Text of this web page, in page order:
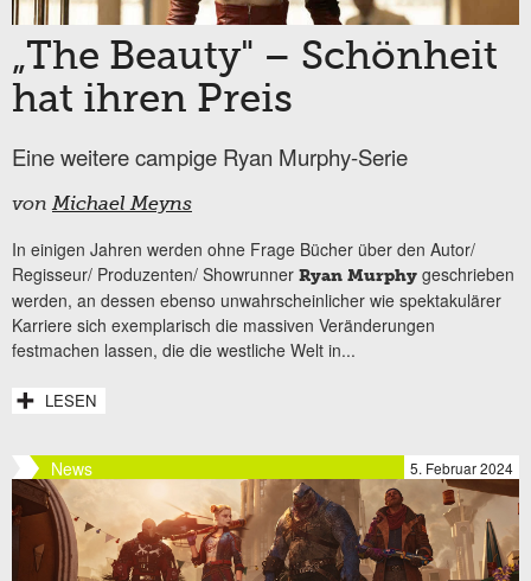
„The Beauty" – Schönheit
hat ihren Preis
Eine weitere campige Ryan Murphy-Serie
vonMichael Meyns
In einigen Jahren werden ohne Frage Bücher über den Autor/
Regisseur/ Produzenten/ Showrunner Ryan Murphy geschrieben
werden, an dessen ebenso unwahrscheinlicher wie spektakulärer
Karriere sich exemplarisch die massiven Veränderungen
festmachen lassen, die die westliche Welt in...
LESEN
News 5. Februar 2024